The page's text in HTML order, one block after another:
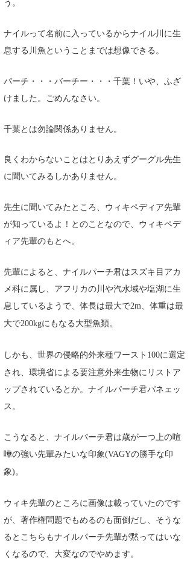
ナイルって名前に入っているからナイル川に生
息する川魚ということまでは想像できる。
パーチ・・・バーチー・・・千葉！いや、ふざ
けました。ごめんなさい。
千葉とは勿論関係ありません。
良くわからないことはとりあえずグーグル先生
に聞いてみるしかありません。
先生に聞いてみたところ、ウィキペディア先輩
が知っているよ！とのことなので、ウィキペデ
ィア先輩のもとへ。
先輩によると、ナイルパーチ君はスズキ目アカ
メ科に属し、アフリカの川や汽水域や塩湖に生
息しているようで、体長は最大で2m、体重は最
大で200kgにもなる大型魚類。
しかも、世界の侵略的外来種ワースト 100に選定
され、環境省による要注意外来生物にリストア
ップされているとか。ナイルパーチ君パネェッ
ス。
こうなると、ナイルパーチ君は歳が一つ上の喧
嘩の強い先輩みたいな印象(VAGYの勝手な印
象)。
ウィキ先輩のところに画像は載っていたのです
が、著作権問題でもめるのも面倒だし、そうな
るとこちらもナイルパーチ先輩が黙ってはいな
くなるので、大変なのでやめます。
熊谷素子
植村未来
大野”MAR”修聖
ECE
H
KOBU
KY
MIN
mitz
Soulman
VAGY
YUKI☆
まっきー
三輪予報士
上田純子
上條将美
唐澤予報士